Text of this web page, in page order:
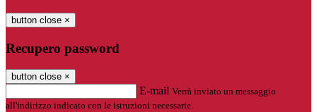
button close ×
Recupero password
button close ×
E-mail Verrà inviato un messaggio
all'indirizzo indicato con le istruzioni necessarie.